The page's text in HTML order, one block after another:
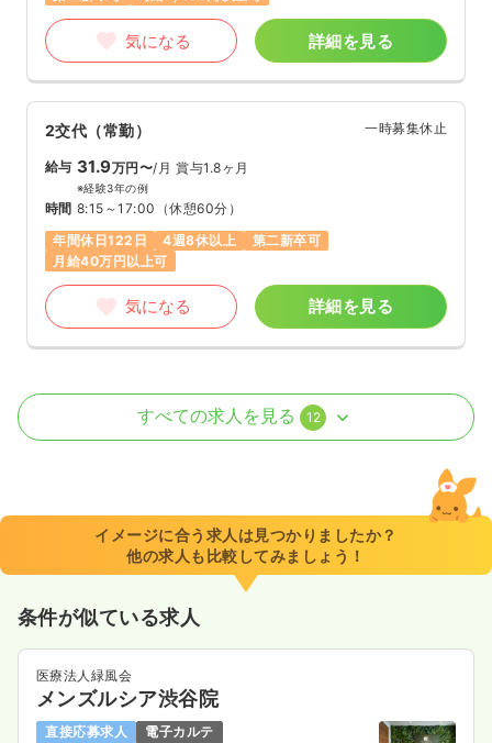
気になる 詳細を見る
2交代（常勤） 一時募集休止
給与 31.9万円〜/月 賞与1.8ヶ月
※経験3年の例
時間 8:15～17:00 （休憩60分）
年間休日122日
4週8休以上
第二新卒可
月給40万円以上可
気になる 詳細を見る
外来 正・准看護師
8:30～17:15（休憩45分）
4週8休以上
担当業務未経験可 ブランク可
第二新卒可
日勤のみ（パート） 一時募集休止
すべての求人を見る 12
イメージに合う求人は見つかりましたか？
他の求人も比較してみましょう！
条件が似ている求人
医療法人緑風会
メンズルシア渋谷院
直接応募求人
電子カルテ